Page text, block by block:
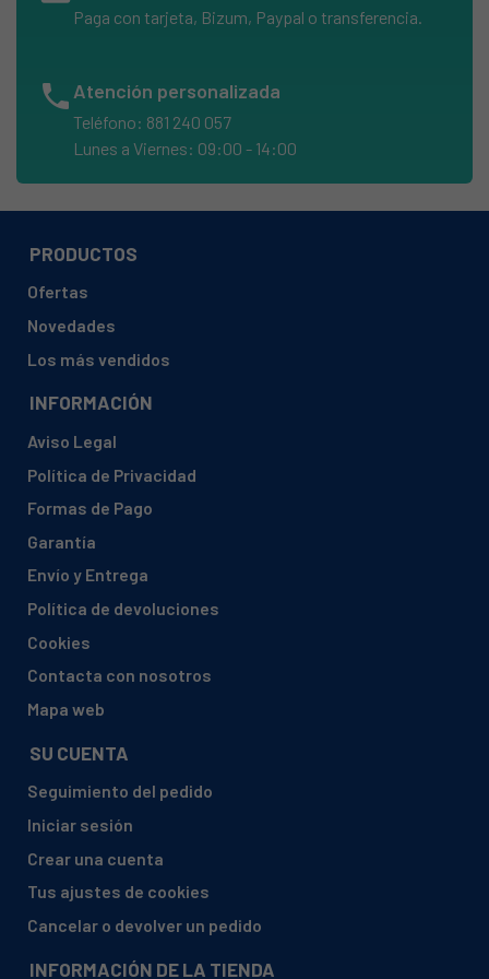
ASPES, LA351 905020060
ASPES, LA351PB
ASPES, LA38 905022585
ASPES, LA381 905020097
ASPES, LA381PM 905020113
ASPES, LA4020 905022157
ASPES, LA4021 905022308
ASPES, LA4101ST 905020131
ASPES, LA4111S 905020079
Paga con tarjeta, Bizum, Paypal o transferencia.
phone Atención personalizada
Teléfono: 881 240 057
Lunes a Viernes: 09:00 - 14:00
PRODUCTOS
Ofertas
Novedades
Los más vendidos
INFORMACIÓN
Aviso Legal
Política de Privacidad
Formas de Pago
Garantía
Envío y Entrega
Política de devoluciones
Cookies
Contacta con nosotros
Mapa web
SU CUENTA
Seguimiento del pedido
Iniciar sesión
Crear una cuenta
Tus ajustes de cookies
Cancelar o devolver un pedido
INFORMACIÓN DE LA TIENDA